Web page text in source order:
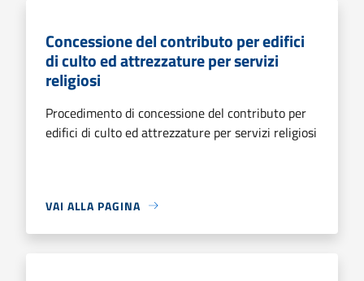
Concessione del contributo per edifici
di culto ed attrezzature per servizi
religiosi
Procedimento di concessione del contributo per
edifici di culto ed attrezzature per servizi religiosi
VAI ALLA PAGINA